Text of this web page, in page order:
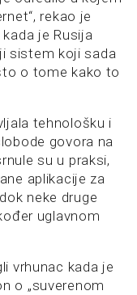
rekao je
je Rusija
sistem koji sada
o tome kako to
tehnološku i
govora na
su u praksi,
aplikacije za
neke druge
uglavnom
vrhunac kada je
o „suverenom